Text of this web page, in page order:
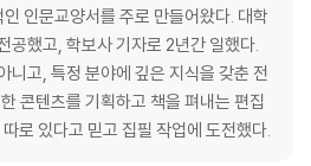
누군가를 통과한 흔적이 있는가? / 상상계
사람들 / 제대로 도망쳐야 진짜 사랑이
정
인문교양서를 주로 만들어왔다. 대학
공했고, 학보사 기자로 2년간 일했다.
니고, 특정 분야에 깊은 지식을 갖춘 전
콘텐츠를 기획하고 책을 펴내는 편집
로 있다고 믿고 집필 작업에 도전했다.